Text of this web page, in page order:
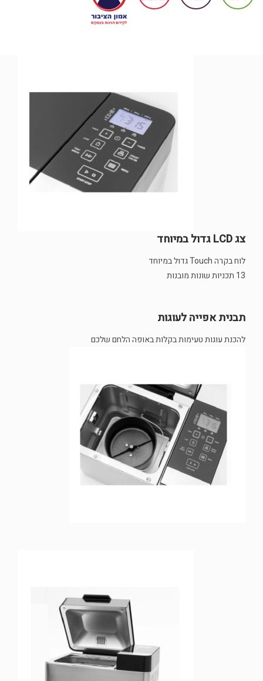
צג LCD גדול במיוחד
לוח בקרה Touch גדול במיוחד
13 תכניות שונות מובנות
תבנית אפייה לעוגות
להכנת עוגות טעימות בקלות באופה הלחם שלכם